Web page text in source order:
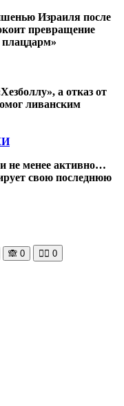
Израиля после
превращение
а отказ от
ливанским
не менее активно…
свою последнюю
🙈 0 🧘‍♀️ 0